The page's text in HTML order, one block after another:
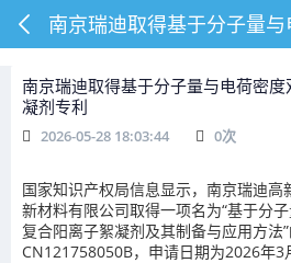
南京瑞迪取得基于分子量与电荷密
凝剂专利
2026-05-28 18:03:44 0次
国家知识产权局信息显示，南京瑞迪高
新材料有限公司取得一项名为“基于分
复合阳离子絮凝剂及其制备与应用方法
CN121758050B，申请日期为2026年3